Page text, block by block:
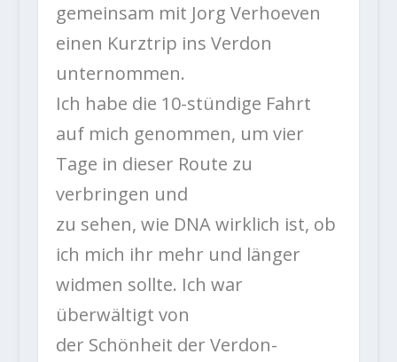
gemeinsam mit Jorg Verhoeven
einen Kurztrip ins Verdon
unternommen.
Ich habe die 10-stündige Fahrt
auf mich genommen, um vier
Tage in dieser Route zu
verbringen und
zu sehen, wie DNA wirklich ist, ob
ich mich ihr mehr und länger
widmen sollte. Ich war
überwältigt von
der Schönheit der Verdon-